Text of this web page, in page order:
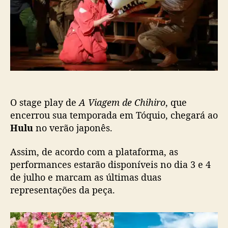
e
n
K
a
m
u
y
c
a
ã
y
d
e
‘
A
V
g
e
C
h
i
r
o
O stage play de A Viagem de Chihiro, que
encerrou sua temporada em Tóquio, chegará ao
Hulu no verão japonês.
Assim, de acordo com a plataforma, as
performances estarão disponíveis no dia 3 e 4
de julho e marcam as últimas duas
representações da peça.